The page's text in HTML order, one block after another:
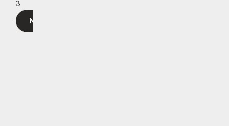
Navigovat